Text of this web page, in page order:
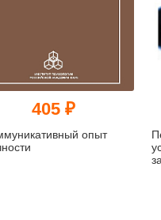
405 ₽
опыт